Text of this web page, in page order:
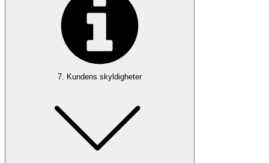
7. Kundens skyldigheter